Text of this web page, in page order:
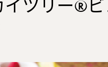
ツリー®